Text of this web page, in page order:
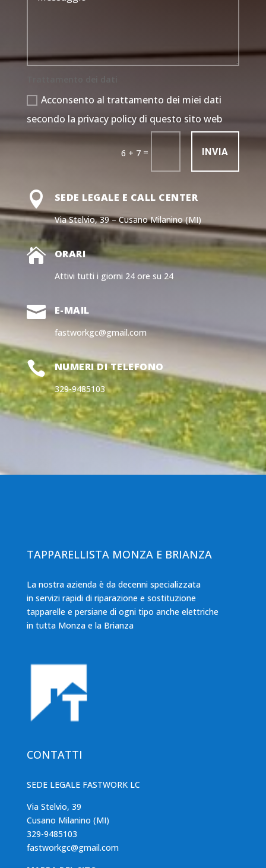
Acconsento al trattamento dei miei dati
secondo la privacy policy di questo sito web
6 + 7 = INVIA
 SEDE LEGALE E CALL CENTER
Via Stelvio, 39 – Cusano Milanino (MI)
 ORARI
Attivi tutti i giorni 24 ore su 24
 E-MAIL
fastworkgc@gmail.com
 NUMERI DI TELEFONO
329-9485103
TAPPARELLISTA MONZA E BRIANZA
La nostra azienda è da decenni specializzata
in servizi rapidi di riparazione e sostituzione
tapparelle e persiane di ogni tipo anche elettriche
in tutta Monza e la Brianza
CONTATTI
SEDE LEGALE FASTWORK LC
Via Stelvio, 39
Cusano Milanino (MI)
329-9485103
fastworkgc@gmail.com